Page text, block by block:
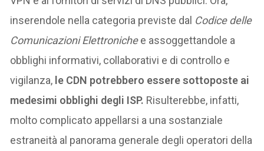
inserendole nella categoria previste dal Codice delle
Comunicazioni Elettronichee assoggettandole a
obblighi informativi, collaborativi e di controllo e
vigilanza, le CDN potrebbero essere sottoposte ai
medesimi obblighi degli ISP. Risulterebbe, infatti,
molto complicato appellarsi a una sostanziale
estraneità al panorama generale degli operatori della